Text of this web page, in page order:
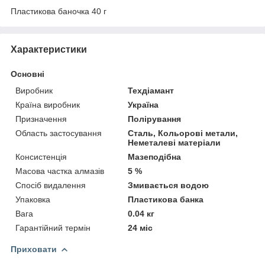
Пластикова баночка 40 г
Характеристики
Основні
Виробник
Техдіамант
Країна виробник
Україна
Призначення
Полірування
Область застосування
Сталь, Кольорові метали,
Неметалеві матеріали
Консистенція
Мазеподібна
Масова частка алмазів
5 %
Спосіб видалення
Змивається водою
Упаковка
Пластикова банка
Вага
0.04 кг
Гарантійний термін
24 міс
Приховати